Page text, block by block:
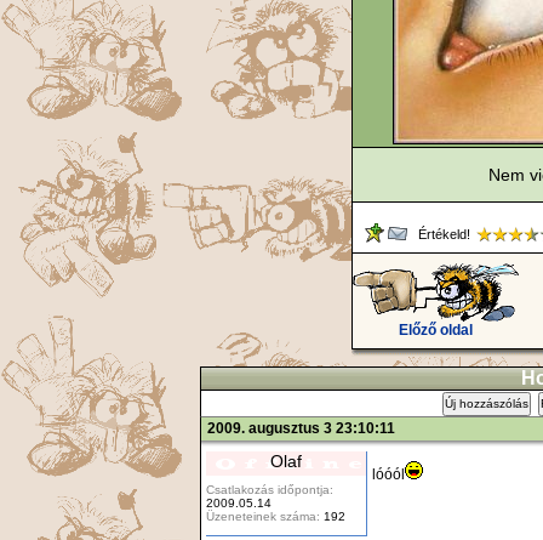
Nem
Értékeld!
Előző oldal
Új hozzászólás
2009. augusztus 3 23:10:11
Olaf
Csatlakozás időpontja:
2009.05.14
Üzeneteinek száma: 192
lóóól